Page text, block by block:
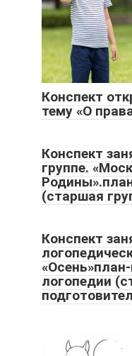
Конспект
тему «О
Конспект
группе.
(старшая
Конспект
логопедии